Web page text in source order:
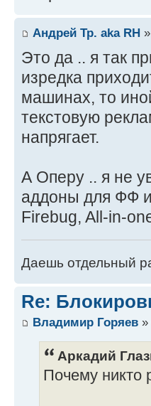
Андрей Тр. aka RH
Это да .. я так
изредка
машинах, то
текстовую
напрягает.
А Оперу .. я не
аддоны для ФФ
Firebug, All-in-
Даешь отдельный
Re:
Владимир Горяев »
Аркадий
Почему никто